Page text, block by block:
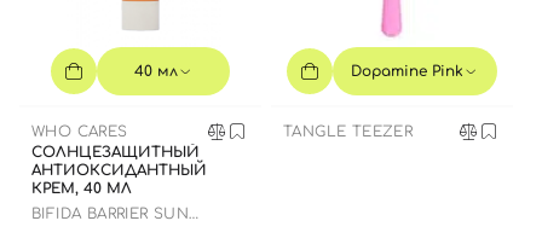
40 мл
WHO CARES
СОЛНЦЕЗАЩИТНЫЙ
АНТИОКСИДАНТНЫЙ
КРЕМ, 40 МЛ
BIFIDA BARRIER SUN
Dopamine Pink
TANGLE TEEZER